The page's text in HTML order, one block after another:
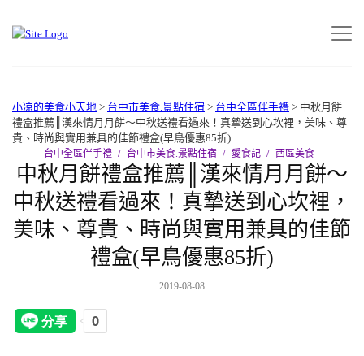
小凉的美食小天地 > 台中市美食.景點住宿 > 台中全區伴手禮 > 中秋月餅
禮盒推薦║漢來情月月餅～中秋送禮看過來！真摯送到心坎裡‎，美味、尊
貴、時尚與實用兼具的佳節禮盒(早鳥優惠85折)‎
台中全區伴手禮 台中市美食.景點住宿 愛食記 西區美食
中秋月餅禮盒推薦║漢來情月月餅～
中秋送禮看過來！真摯送到心坎裡‎，
美味、尊貴、時尚與實用兼具的佳節
禮盒(早鳥優惠85折)‎
2019-08-08